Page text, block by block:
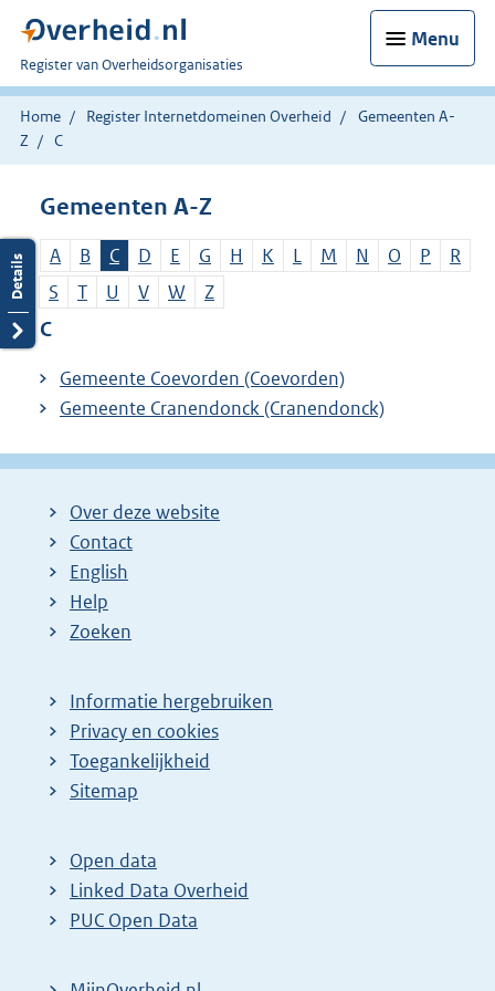
Menu
U
bent
nu
hier:
Register van Overheidsorganisaties
Home Register Internetdomeinen Overheid
Gemeenten A-
Z
C
Gemeenten A-Z
A B C D E G H K L M N O P
R
S
T U V W Z
C
Gemeente Coevorden (Coevorden)
Gemeente Cranendonck (Cranendonck)
Over deze website
Contact
English
Help
Zoeken
Informatie hergebruiken
Privacy en cookies
Toegankelijkheid
Sitemap
Open data
Linked Data Overheid
PUC Open Data